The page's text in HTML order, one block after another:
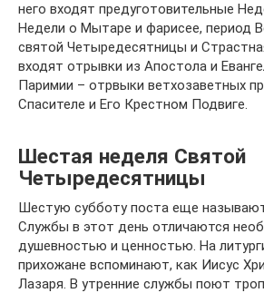
него входят предуготовительные
Недели о Мытаре и фарисее, период
святой Четыредесятницы и
входят отрывки из Апостола и
Паримии – отрвыки ветхозаветных
Спасителе и Его Крестном Подвиге.
Шестая неделя Святой
Четыредесятницы
Шестую субботу поста еще
Службы в этот день отличаются
душевностью и ценностью. На
прихожане вспоминают, как Иисус
Лазаря. В утренние службы поют